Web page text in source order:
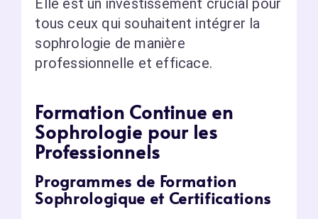
Elle est un investissement crucial pour
tous ceux qui souhaitent intégrer la
sophrologie de manière
professionnelle et efficace.
Formation Continue en
Sophrologie pour les
Professionnels
Programmes de Formation
Sophrologique et Certifications